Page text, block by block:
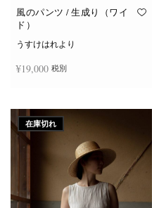
オ
ジ
選
択
で
き
ま
す
風のパンツ / 生成り（ワイ
ド）
うすけはれより
¥19,000 税別
在庫切れ